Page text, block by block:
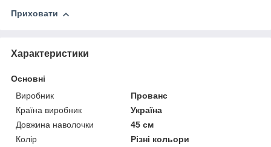
Приховати
Характеристики
Основні
Виробник
Прованс
Країна виробник
Україна
Довжина наволочки
45 см
Колір
Різні кольори